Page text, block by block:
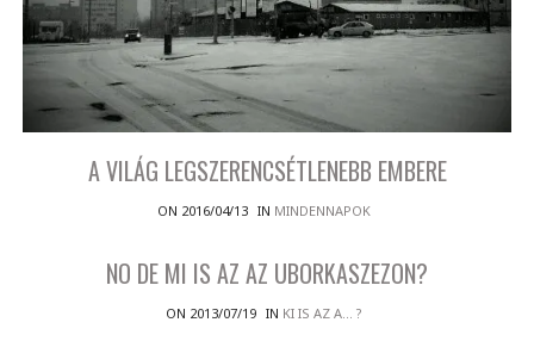
A VILÁG LEGSZERENCSÉTLENEBB EMBERE
ON 2016/04/13 IN MINDENNAPOK
NO DE MI IS AZ AZ UBORKASZEZON?
ON 2013/07/19 IN KI IS AZ A... ?